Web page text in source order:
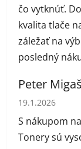
čo vytknúť.
kvalita tlače
záležať na
posledný
Peter Migaš
Hodnotenie
19.1.2026
S nákupom
Tonery sú